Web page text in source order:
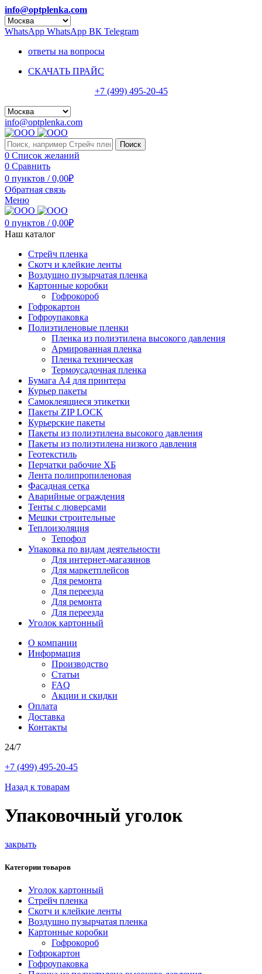
info@optplenka.com
WhatsApp WhatsApp ВК Telegram
ответы на вопросы
СКАЧАТЬ ПРАЙС
+7 (499) 495-20-45
info@optplenka.com
Поиск
0 Список желаний
0 Сравнить
0 пунктов / 0,00₽
Обратная связь
Меню
0 пунктов / 0,00₽
Наш каталог
Стрейч пленка
Скотч и клейкие ленты
Воздушно пузырчатая пленка
Картонные коробки
Гофрокороб
Гофрокартон
Гофроупаковка
Полиэтиленовые пленки
Пленка из полиэтилена высокого давления
Армированная пленка
Пленка техническая
Термоусадочная пленка
Бумага А4 для принтера
Курьер пакеты
Самоклеящиеся этикетки
Пакеты ZIP LOCK
Курьерские пакеты
Пакеты из полиэтилена высокого давления
Пакеты из полиэтилена низкого давления
Геотекстиль
Перчатки рабочие ХБ
Лента полипропиленовая
Фасадная сетка
Аварийные ограждения
Тенты с люверсами
Мешки строительные
Теплоизоляция
Тепофол
Упаковка по видам деятельности
Для интернет-магазинов
Для маркетплейсов
Для ремонта
Для переезда
Для ремонта
Для переезда
Уголок картонный
О компании
Информация
Производство
Статьи
FAQ
Акции и скидки
Оплата
Доставка
Контакты
24/7
+7 (499) 495-20-45
Назад к товарам
Упаковочный уголок
закрыть
Категории товаров
Уголок картонный
Стрейч пленка
Скотч и клейкие ленты
Воздушно пузырчатая пленка
Картонные коробки
Гофрокороб
Гофрокартон
Гофроупаковка